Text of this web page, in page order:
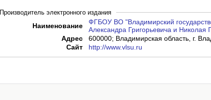
Производитель электронного издания
Наименование
ФГБОУ ВО "Владимирский
Александра Григорьевича и Николая
Адрес
600000; Владимирская область, г.
Сайт
http://www.vlsu.ru